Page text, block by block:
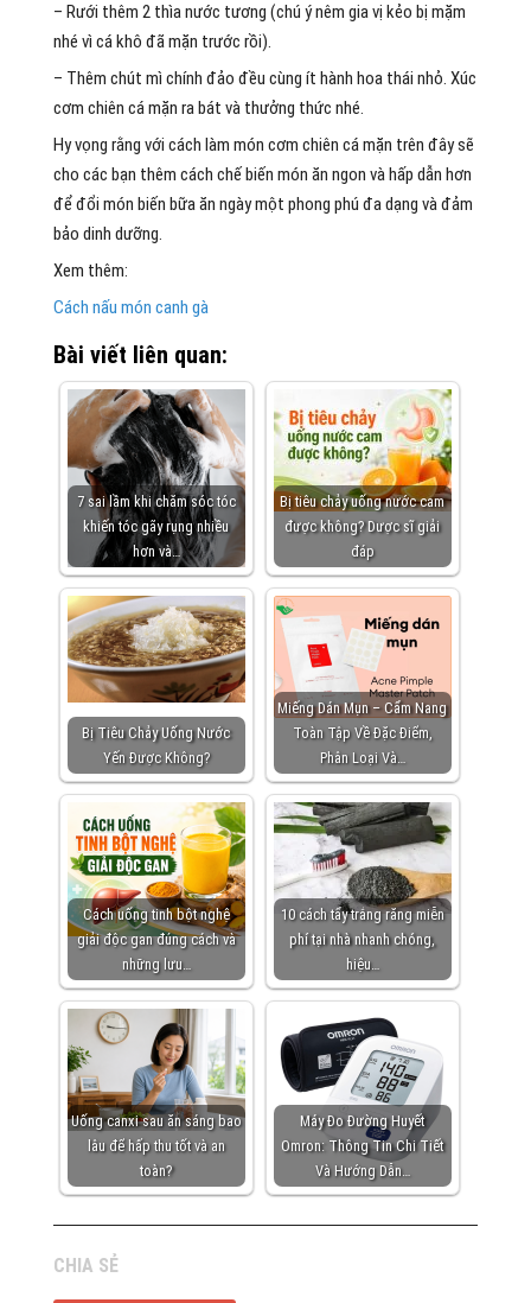
– Rưới thêm 2 thìa nước tương (chú ý nêm gia vị kẻo bị mặm
nhé vì cá khô đã mặn trước rồi).
– Thêm chút mì chính đảo đều cùng ít hành hoa thái nhỏ. Xúc
cơm chiên cá mặn ra bát và thưởng thức nhé.
Hy vọng rằng với cách làm món cơm chiên cá mặn trên đây sẽ
cho các bạn thêm cách chế biến món ăn ngon và hấp dẫn hơn
để đổi món biến bữa ăn ngày một phong phú đa dạng và đảm
bảo dinh dưỡng.
Xem thêm:
Cách nấu món canh gà
Bài viết liên quan:
7 sai lầm khi chăm sóc tóc
khiến tóc gãy rụng nhiều
hơn và…
Bị tiêu chảy uống nước cam
được không? Dược sĩ giải
đáp
Bị Tiêu Chảy Uống Nước
Yến Được Không?
Miếng Dán Mụn – Cẩm Nang
Toàn Tập Về Đặc Điểm,
Phân Loại Và…
Cách uống tinh bột nghệ
giải độc gan đúng cách và
những lưu…
10 cách tẩy trắng răng miễn
phí tại nhà nhanh chóng,
hiệu…
Uống canxi sau ăn sáng bao
lâu để hấp thu tốt và an
toàn?
Máy Đo Đường Huyết
Omron: Thông Tin Chi Tiết
Và Hướng Dẫn…
CHIA SẺ